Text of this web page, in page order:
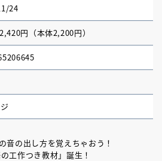
24
円（本体2,200円）
音の出し方を覚えちゃおう！
工作つき教材」誕生！